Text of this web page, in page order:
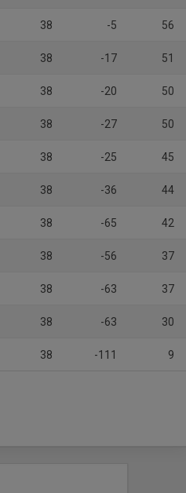
38 -5 56
38 -17 51
38 -20 50
38 -27 50
38 -25 45
38 -36 44
38 -65 42
38 -56 37
38 -63 37
38 -63 30
38 -111 9